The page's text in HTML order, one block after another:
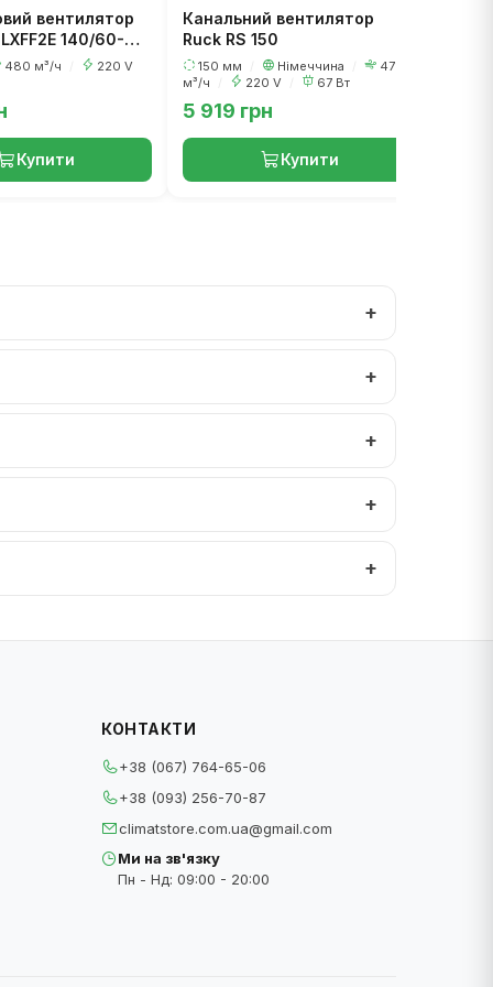
вентилятор
140/60-
480 м³/ч 220 V
Купити
Канальний вентилятор
Ruck RS 150
150 мм Німеччина
470
м³/ч
220 V 67 Вт
5 919 грн
Купити
КОНТАКТИ
+38 (067) 764-65-06
+38 (093) 256-70-87
climatstore.com.ua@gmail.com
Ми на зв'язку
Пн - Нд: 09:00 - 20:00